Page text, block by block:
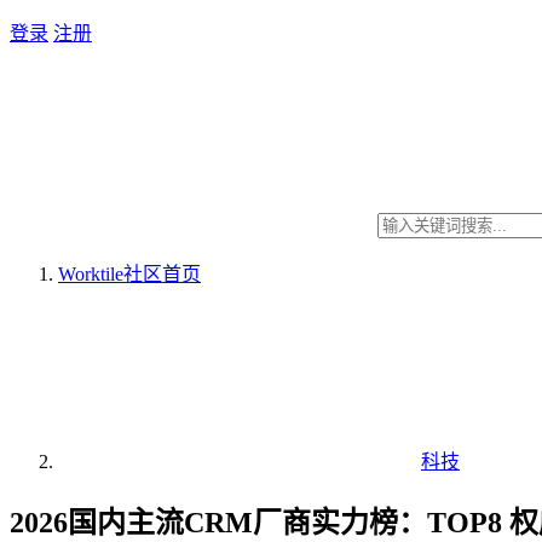
登录 注册
Worktile社区首页
科技
2026国内主流CRM厂商实力榜：TOP8